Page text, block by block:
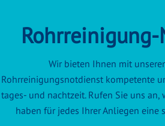
Wir bieten Ihnen mit
Rohrreinigungsnotdienst kompetente
tages- und nachtzeit. Rufen Sie uns an,
haben für jedes Ihrer Anliegen eine